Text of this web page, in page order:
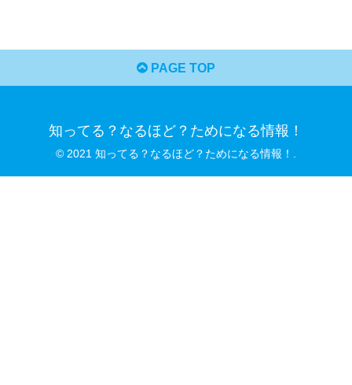
PAGE TOP
知ってる？なるほど？ためになる情報！
© 2021 知ってる？なるほど？ためになる情報！.